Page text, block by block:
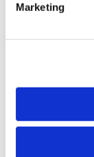
Marketing